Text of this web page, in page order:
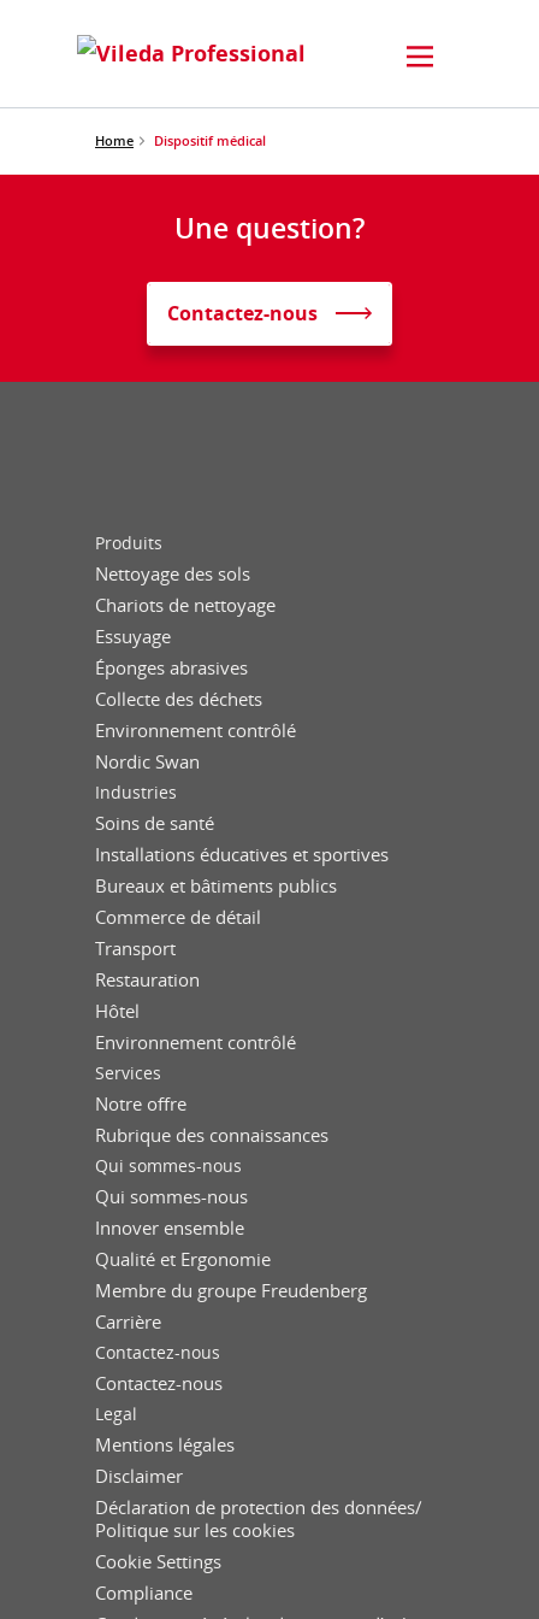
Home Dispositif médical
Une question?
Contactez-nous
Produits
Nettoyage des sols
Chariots de nettoyage
Essuyage
Éponges abrasives
Collecte des déchets
Environnement contrôlé
Nordic Swan
Industries
Soins de santé
Installations éducatives et sportives
Bureaux et bâtiments publics
Commerce de détail
Transport
Restauration
Hôtel
Environnement contrôlé
Services
Notre offre
Rubrique des connaissances
Qui sommes-nous
Qui sommes-nous
Innover ensemble
Qualité et Ergonomie
Membre du groupe Freudenberg
Carrière
Contactez-nous
Contactez-nous
Legal
Mentions légales
Disclaimer
Déclaration de protection des données/
Politique sur les cookies
Cookie Settings
Compliance